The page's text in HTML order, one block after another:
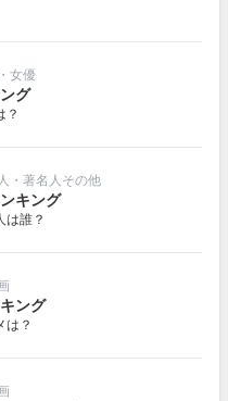
女優
グ
？
・著名人その他
キング
は誰？
ング
は？